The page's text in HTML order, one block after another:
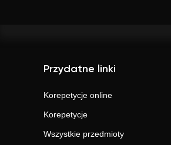
Przydatne linki
Korepetycje online
Korepetycje
Wszystkie przedmioty